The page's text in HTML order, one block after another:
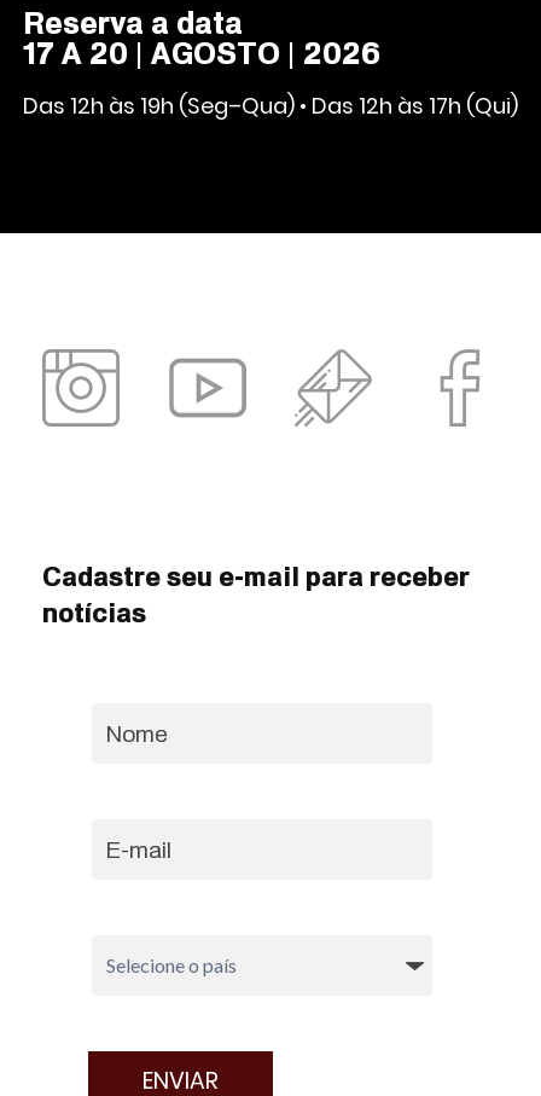
Reserva a data
17 A 20 | AGOSTO | 2026
Das 12h às 19h (Seg–Qua) • Das 12h às 17h (Qui)
Cadastre seu e-mail para receber
notícias